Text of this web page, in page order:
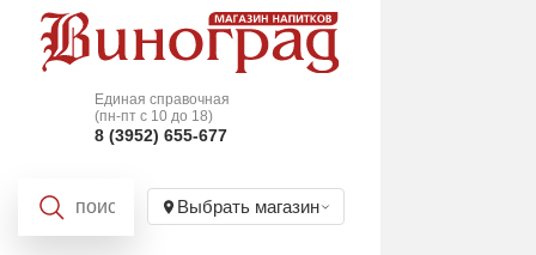
Единая справочная
(пн-пт с 10 до 18)
8 (3952) 655-677
Выбрать магазин